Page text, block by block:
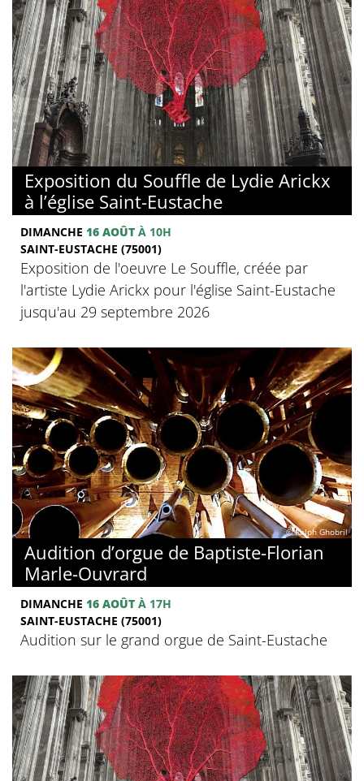
Exposition du Souffle de Lydie Arickx
à l’église Saint-Eustache
DIMANCHE 16 AOÛT À 10H
SAINT-EUSTACHE (75001)
Exposition de l'oeuvre Le Souffle, créée par
l'artiste Lydie Arickx pour l'église Saint-Eustache
jusqu'au 29 septembre 2026
© Ralph Ghobril
Audition d’orgue de Baptiste-Florian
Marle-Ouvrard
DIMANCHE 16 AOÛT À 17H
SAINT-EUSTACHE (75001)
Audition sur le grand orgue de Saint-Eustache